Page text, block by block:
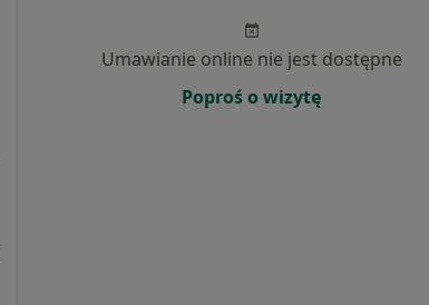
Umawianie online nie jest dostępne
Poproś o wizytę